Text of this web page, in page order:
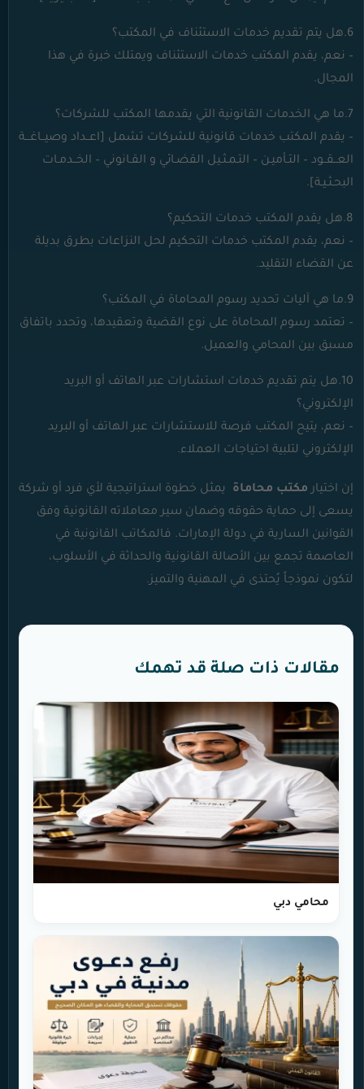
6.هل يتم تقديم خدمات الاستئناف في المكتب؟
– نعم، يقدم المكتب خدمات الاستئناف ويمتلك خبرة في هذا
المجال.
7.ما هي الخدمات القانونية التي يقدمها المكتب للشركات؟
– يقدم المكتب خدمات قانونية للشركات تشمل [اعــداد وصيــاغـــة
العــقــود – التـأميـن – التـمـثـيل القضـائي و القـانوني – الخــدمـات
البحـثـيـة].
8.هل يقدم المكتب خدمات التحكيم؟
– نعم، يقدم المكتب خدمات التحكيم لحل النزاعات بطرق بديلة
عن القضاء التقليد.
9.ما هي آليات تحديد رسوم المحاماة في المكتب؟
– تعتمد رسوم المحاماة على نوع القضية وتعقيدها، وتحدد باتفاق
مسبق بين المحامي والعميل.
10.هل يتم تقديم خدمات استشارات عبر الهاتف أو البريد
الإلكتروني؟
– نعم، يتيح المكتب فرصة للاستشارات عبر الهاتف أو البريد
الإلكتروني لتلبية احتياجات العملاء.
إن اختيار مكتب محاماة
يمثل خطوة استراتيجية لأي فرد أو شركة
يسعى إلى حماية حقوقه وضمان سير معاملاته القانونية وفق
القوانين السارية في دولة الإمارات. فالمكاتب القانونية في
العاصمة تجمع بين الأصالة القانونية والحداثة في الأسلوب،
لتكون نموذجاً يُحتذى في المهنية والتميز.
مقالات ذات صلة قد تهمك
محامي دبي